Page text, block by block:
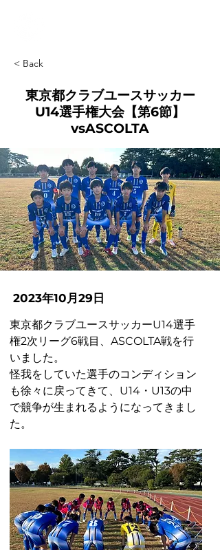
< Back
東京都クラブユースサッカー
U14選手権大会【第6節】
vsASCOLTA
2023年10月29日
東京都クラブユースサッカーU14選手
権2次リーグ6戦目、ASCOLTA戦を行
いました。
怪我をしていた選手のコンディション
も徐々に戻ってきて、U14・U13の中
で競争が生まれるようになってきまし
た。